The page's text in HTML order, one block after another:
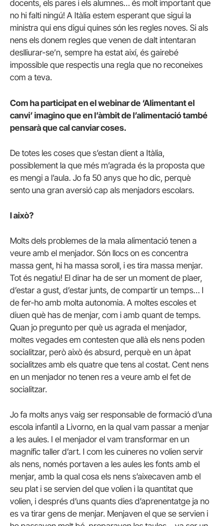
docents, els pares i els alumnes… és molt important que
no hi falti ningú! A Itàlia estem esperant que sigui la
ministra qui ens digui quines són les regles noves. Si als
nens els donem regles que venen de dalt intentaran
deslliurar-se’n, sempre ha estat així, és gairebé
impossible que respectis una regla que no reconeixes
com a teva.
Com ha participat en el webinar de ‘Alimentant el
canvi’ imagino que en l’àmbit de l’alimentació també
pensarà que cal canviar coses.
De totes les coses que s’estan dient a Itàlia,
possiblement la que més m’agrada és la proposta que
es mengi a l’aula. Jo fa 50 anys que ho dic, perquè
sento una gran aversió cap als menjadors escolars.
I això?
Molts dels problemes de la mala alimentació tenen a
veure amb el menjador. Són llocs on es concentra
massa gent, hi ha massa soroll, i es tira massa menjar.
Tot és negatiu! El dinar ha de ser un moment de plaer,
d’estar a gust, d’estar junts, de compartir un temps… I
de fer-ho amb molta autonomia. A moltes escoles et
diuen què has de menjar, com i amb quant de temps.
Quan jo pregunto per què us agrada el menjador,
moltes vegades em contesten que allà els nens poden
socialitzar, però això és absurd, perquè en un àpat
socialitzes amb els quatre que tens al costat. Cent nens
en un menjador no tenen res a veure amb el fet de
socialitzar.
Jo fa molts anys vaig ser responsable de formació d’una
escola infantil a Livorno, en la qual vam passar a menjar
a les aules. I el menjador el vam transformar en un
magnífic taller d’art. I com les cuineres no volien servir
als nens, només portaven a les aules les fonts amb el
menjar, amb la qual cosa els nens s’aixecaven amb el
seu plat i se servien del que volien i la quantitat que
volien, i després d’uns quants dies d’aprenentatge ja no
es va tirar gens de menjar. Menjaven el que se servien i